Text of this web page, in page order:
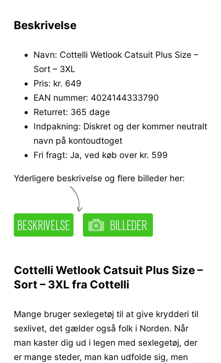
Beskrivelse
Navn: Cottelli Wetlook Catsuit Plus Size –
Sort – 3XL
Pris: kr. 649
EAN nummer: 4024144333790
Returret: 365 dage
Indpakning: Diskret og der kommer neutralt
navn på kontoudtoget
Fri fragt: Ja, ved køb over kr. 599
Yderligere beskrivelse og flere billeder her:
Cottelli Wetlook Catsuit Plus Size –
Sort – 3XL fra Cottelli
Mange bruger sexlegetøj til at give krydderi til
sexlivet, det gælder også folk i Norden. Når
man kaster dig ud i legen med sexlegetøj, der
er mange steder, man kan udfolde sig, men